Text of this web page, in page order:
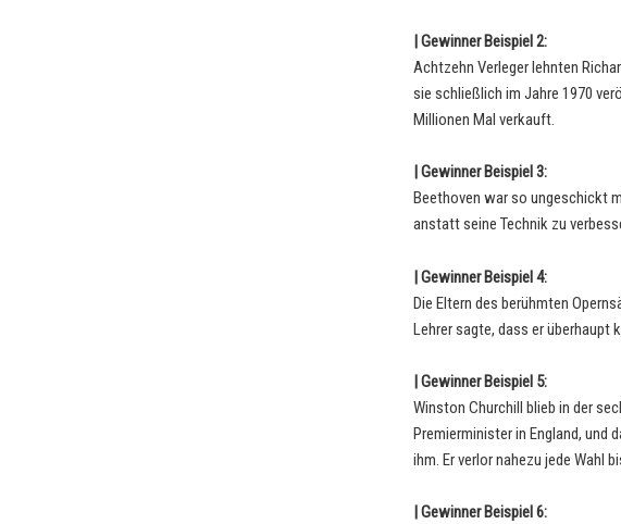
| Gewinner Beispiel 2:
Achtzehn Verleger lehnten
sie schließlich im Jahre 1970
Millionen Mal verkauft.
| Gewinner Beispiel 3:
Beethoven war so ungeschickt
anstatt seine Technik zu
| Gewinner Beispiel 4:
Die Eltern des berühmten
Lehrer sagte, dass er überhaupt
| Gewinner Beispiel 5:
Winston Churchill blieb in der
Premierminister in England, und
ihm. Er verlor nahezu jede Wahl
| Gewinner Beispiel 6: